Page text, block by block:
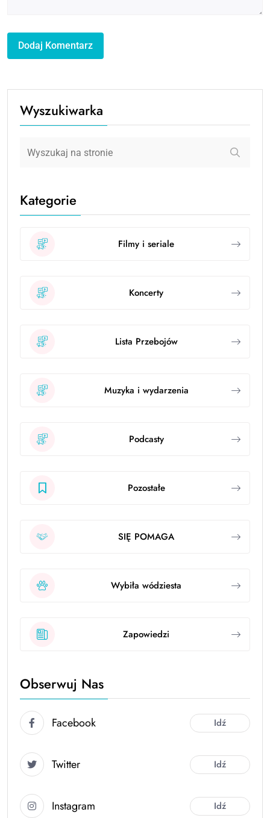
Wyszukiwarka
Kategorie
Filmy i seriale
Koncerty
Lista Przebojów
Muzyka i wydarzenia
Podcasty
Pozostałe
SIĘ POMAGA
Wybiła wódziesta
Zapowiedzi
Obserwuj Nas
Facebook Idź
Twitter Idź
Instagram Idź